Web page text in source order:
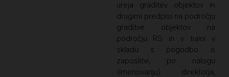
ureja graditev objektov in
drugimi predpisi na področju
graditve objektov na
področju RS in v tujini v
skladu s pogodbo o
zaposlitvi, po nalogu
(imenovanju) direktorja,